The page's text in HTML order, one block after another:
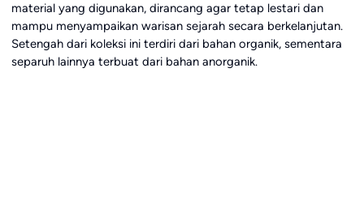
material yang digunakan, dirancang agar tetap lestari dan
mampu menyampaikan warisan sejarah secara berkelanjutan.
Setengah dari koleksi ini terdiri dari bahan organik, sementara
separuh lainnya terbuat dari bahan anorganik.